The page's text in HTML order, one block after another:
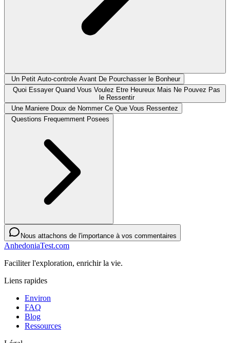
Un Petit Auto-controle Avant De Pourchasser le Bonheur
Quoi Essayer Quand Vous Voulez Etre Heureux Mais Ne Pouvez Pas
le Ressentir
Une Maniere Doux de Nommer Ce Que Vous Ressentez
Questions Frequemment Posees
Nous attachons de l'importance à vos commentaires
AnhedoniaTest.com
Faciliter l'exploration, enrichir la vie.
Liens rapides
Environ
FAQ
Blog
Ressources